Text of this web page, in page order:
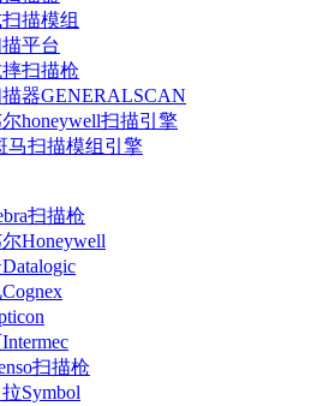
描模组
平台
扫描枪
器GENERALSCAN
honeywell扫描引擎
马扫描模组引擎
扫描枪
Honeywell
扫描枪
Symbol